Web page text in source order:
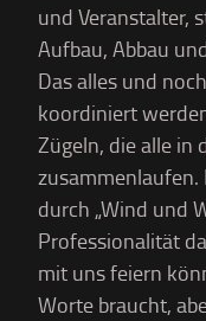
und Veranstalter,
Aufbau, Abbau
Das alles und
koordiniert
Zügeln, die alle in
zusammenlaufen.
durch „Wind und
Professionalität
mit uns feiern
Worte braucht,